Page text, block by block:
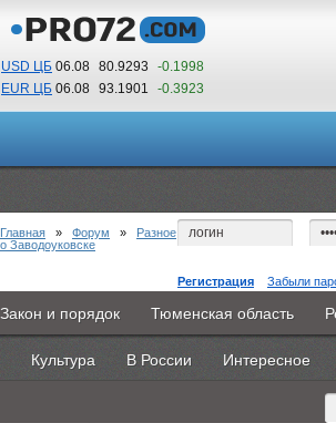
USD ЦБ 06.08 80.9293 -0.1998
EUR ЦБ 06.08 93.1901 -0.3923
03 08
По Гринвичу (GMT +5)
Регистрация Забыли
Главная Новости Объявления
Каталоги 9PS Прочее
Закон и порядок Тюменская область
Культура В России Интересное
Главная » Форум » Разное
о Заводоуковске
обучение в колледже
- 19 августа 2015, среда
oblachkovoe
обучение в